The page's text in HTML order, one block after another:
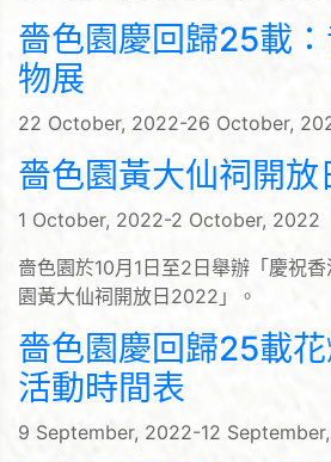
嗇色園慶回歸25載
物展
22 October, 2022-26 October,
嗇色園黃大仙祠開
1 October, 2022-2 October, 2022
嗇色園於10月1日至2日舉辦「慶祝
園黃大仙祠開放日2022」。
嗇色園慶回歸25載
活動時間表
9 September, 2022-12